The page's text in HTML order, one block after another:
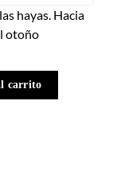
hayas. Hacia
otoño
carrito